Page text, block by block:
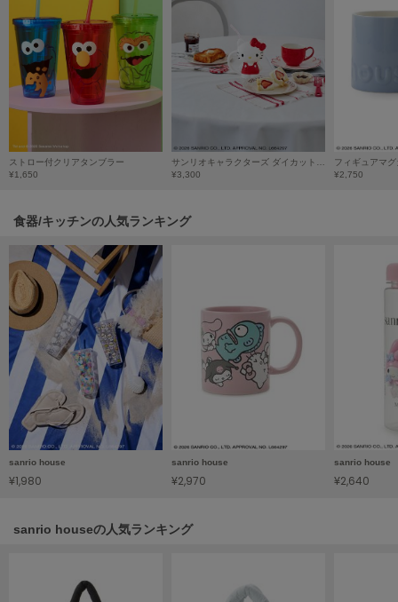
Reebok
リーボック
sanrio house
SESAME STREET MARKET
SHAKA
シャカ
Sneakers by emmi
スニーカーズ バイ エミ
Snow Peak
スノーピーク
SNIDEL
スナイデル
SNIDEL HOME
SOFER
SOMEWHERE BUTTER.
サムウェアバター
ストロー付クリアタンブラー
¥1,650
¥3,300
フィギュアマ
¥2,750
食器/キッチンの人気ランキング
sanrio house
¥1,980
sanrio house
¥2,970
sanrio house
¥2,640
sanrio houseの人気ランキング